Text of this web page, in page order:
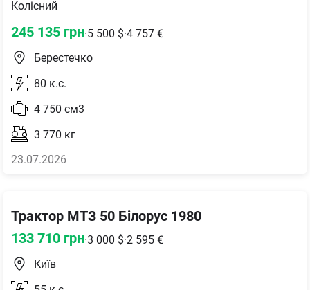
Колісний
245 135 грн·5 500 $·4 757 €
Берестечко
80 к.с.
4 750 см3
3 770 кг
23.07.2026
Трактор МТЗ 50 Білорус 1980
133 710 грн·3 000 $·2 595 €
Київ